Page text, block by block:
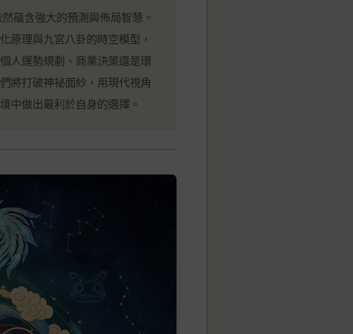
蘊含強大的預測與佈局智慧。
原理與九宮八卦的時空模型，
人運勢規劃、商業決策還是環
將打破神祕面紗，用現代視角
中做出最利於自身的選擇。